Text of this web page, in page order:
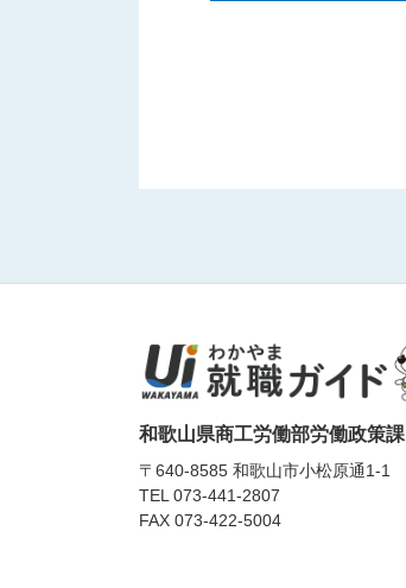
和歌山県商工労働部労働政策課
〒640-8585 和歌山市小松原通1-1
TEL073-441-2807
FAX 073-422-5004